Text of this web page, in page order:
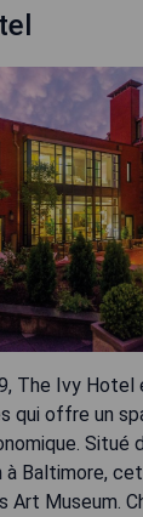
The Ivy Hotel
qui offre un
Situé
à Baltimore,
Art Museum.